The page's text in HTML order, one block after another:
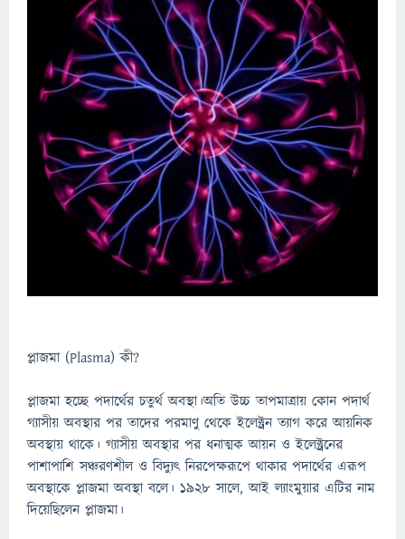
প্লাজমা (Plasma) কী?
প্লাজমা হচ্ছে পদার্থের চতুর্থ অবস্থা।অতি উচ্চ তাপমাত্রায় কোন পদার্থ
গ্যাসীয় অবস্থার পর তাদের পরমাণু থেকে ইলেক্ট্রন ত্যাগ করে আয়নিক
অবস্থায় থাকে। গ্যাসীয় অবস্থার পর ধনাত্মক আয়ন ও ইলেক্ট্রনের
পাশাপাশি সঞ্চরণশীল ও বিদ্যুৎ নিরপেক্ষরূপে থাকার পদার্থের এরূপ
অবস্থাকে প্লাজমা অবস্থা বলে। 1928 সালে, আই ল্যাংমুয়ার এটির নাম
দিয়েছিলেন প্লাজমা।